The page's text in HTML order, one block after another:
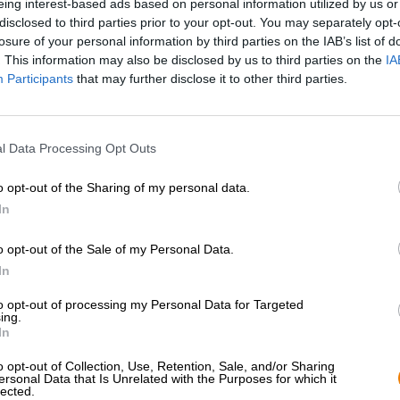
interest-based ads based on personal information utilized by us
to third parties prior to your opt-out. You may separately
of your personal information by third parties on the IAB’s list of
This information may also be disclosed by us to third parties on the
Participants that may further disclose it to other third parties.
Data Processing Opt Outs
opt-out of the Sharing of my personal data.
opt-out of the Sale of my Personal Data.
opt-out of processing my Personal Data for Targeted
opt-out of Collection, Use, Retention, Sale, and/or Sharing
Data that Is Unrelated with the Purposes for which it
* Prijzen zijn inclusief wettelijke BTW. PlusScheepvaartplus
* Prijzen zijn inclusief accijns
Omschrijving Info Beoordelingen (0)
Tap is het Engelse woord voor tap en wordt in het
bier. Veel brouwerijen beschikken over zogenaamde
getapt aanbieden. Sommige ambachtelijke bierbars
overgenomen door collega-brouwers en hun bieren,
Ook brouwerij Schneider Weisse uit München heeft
overzicht te hebben van hun creaties en de evolutie
nummering in. TAP1 was het eerste bier met deze
maken met TAP3: Een witte die al meer dan 20 jaar
TAP3 is echter geen gewoon witbier. De donker
beste hop, maar geen alcohol. Met minder dan 0,5%
waarderen het lichtgewicht vanwege de verfrissende
spijt van de moutige smaak. Het aroma bestaat uit